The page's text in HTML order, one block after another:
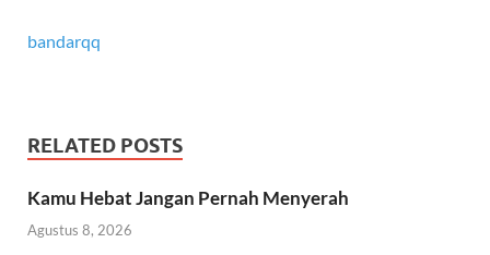
bandarqq
RELATED POSTS
Kamu Hebat Jangan Pernah Menyerah
Agustus 8, 2026